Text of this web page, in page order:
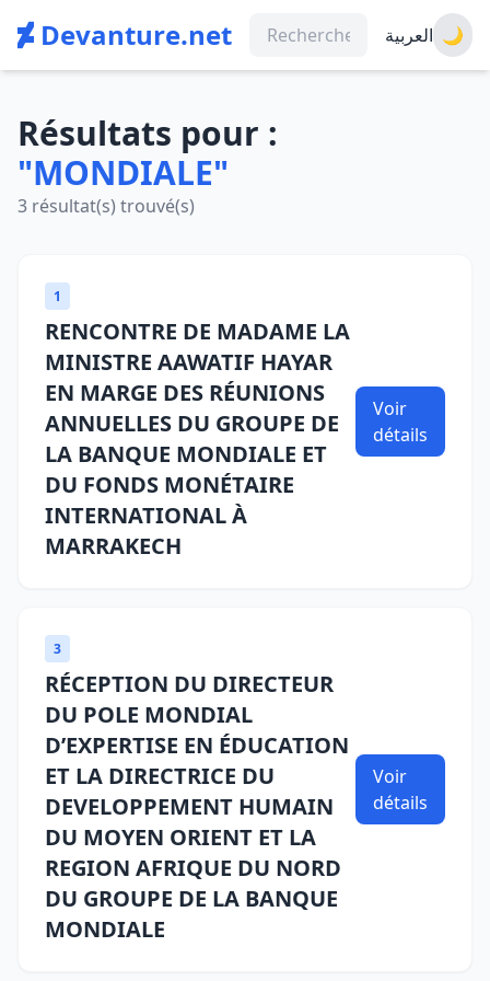
Devanture.net العربية 🌙
Résultats pour :
"MONDIALE"
3 résultat(s) trouvé(s)
1
RENCONTRE DE MADAME LA
MINISTRE AAWATIF HAYAR
EN MARGE DES RÉUNIONS
ANNUELLES DU GROUPE DE
LA BANQUE MONDIALE ET
DU FONDS MONÉTAIRE
INTERNATIONAL À
MARRAKECH
Voir
détails
3
RÉCEPTION DU DIRECTEUR
DU POLE MONDIAL
D’EXPERTISE EN ÉDUCATION
ET LA DIRECTRICE DU
DEVELOPPEMENT HUMAIN
DU MOYEN ORIENT ET LA
REGION AFRIQUE DU NORD
DU GROUPE DE LA BANQUE
MONDIALE
Voir
détails